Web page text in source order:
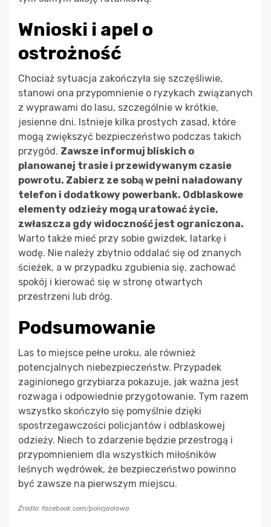
Wnioski i apel o
ostrożność
Chociaż sytuacja zakończyła się szczęśliwie,
stanowi ona przypomnienie o ryzykach związanych
z wyprawami do lasu, szczególnie w krótkie,
jesienne dni. Istnieje kilka prostych zasad, które
mogą zwiększyć bezpieczeństwo podczas takich
przygód. Zawsze informuj bliskich o
planowanej trasie i przewidywanym czasie
powrotu. Zabierz ze sobą w pełni naładowany
telefon i dodatkowy powerbank. Odblaskowe
elementy odzieży mogą uratować życie,
zwłaszcza gdy widoczność jest ograniczona.
Warto także mieć przy sobie gwizdek, latarkę i
wodę. Nie należy zbytnio oddalać się od znanych
ścieżek, a w przypadku zgubienia się, zachować
spokój i kierować się w stronę otwartych
przestrzeni lub dróg.
Podsumowanie
Las to miejsce pełne uroku, ale również
potencjalnych niebezpieczeństw. Przypadek
zaginionego grzybiarza pokazuje, jak ważna jest
rozwaga i odpowiednie przygotowanie. Tym razem
wszystko skończyło się pomyślnie dzięki
spostrzegawczości policjantów i odblaskowej
odzieży. Niech to zdarzenie będzie przestrogą i
przypomnieniem dla wszystkich miłośników
leśnych wędrówek, że bezpieczeństwo powinno
być zawsze na pierwszym miejscu.
Źródło: facebook.com/policjaolawa